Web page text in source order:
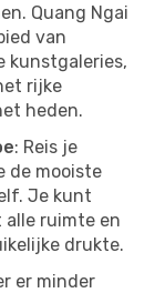
Quang Ngai
van
kunstgaleries,
rijke
heden.
: Reis je
de mooiste
Je kunt
ruimte en
drukte.
er minder